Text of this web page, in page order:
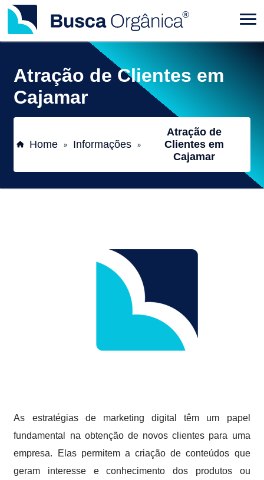
Atração de Clientes em
Cajamar
Home » Informações »
Atração de
Clientes em
Cajamar
As estratégias de marketing digital têm um papel
fundamental na obtenção de novos clientes para uma
empresa. Elas permitem a criação de conteúdos que
geram interesse e conhecimento dos produtos ou